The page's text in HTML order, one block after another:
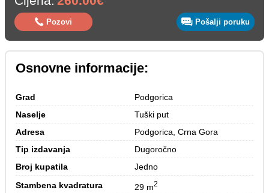
Pozovi Pošalji poruku
Osnovne informacije:
Grad
Podgorica
Naselje
Tuški put
Adresa
Podgorica, Crna Gora
Tip izdavanja
Dugoročno
Broj kupatila
Jedno
Stambena kvadratura
29 m2